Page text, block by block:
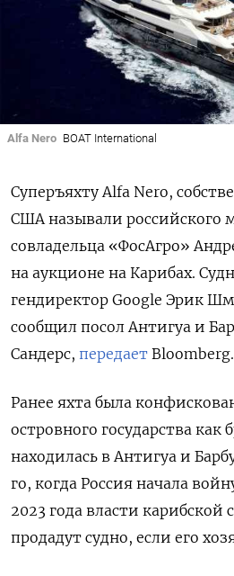
Alfa Nero BOAT International
Суперъяхту Alfa Nero,
США называли российского
совладельца «ФосАгро»
на аукционе на Карибах.
гендиректор Google Эрик
сообщил посол Антигуа и
Сандерс, передает Bloomberg.
Ранее яхта была
островного государства как
находилась в Антигуа и
го, когда Россия начала
2023 года власти карибской
продадут судно, если его